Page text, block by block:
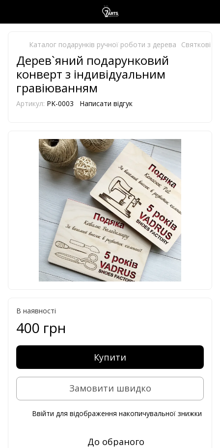
Каталог подарунків ручної роботи з дерева Святкові
Дерев`яний подарунковий
конверт з індивідуальним
гравіюванням
Артикул: PK-0003 Написати відгук
В наявності
400 грн
Купити
Замовити швидко
Ввійти для відображення накопичувальної знижки
До обраного